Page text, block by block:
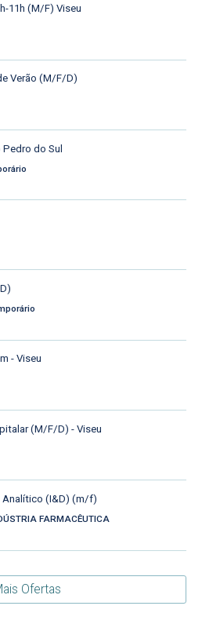
11h (M/F) Viseu
Verão (M/F/D)
do Sul
- Viseu
(M/F/D) - Viseu
Analítico (I&D) (m/f)
FARMACÊUTICA
Ofertas